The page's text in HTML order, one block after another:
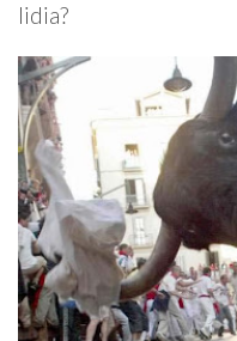
lidia?